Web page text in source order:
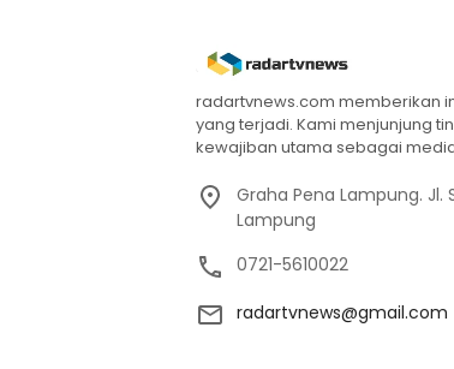
radartvnews.com memberikan
yang terjadi. Kami menjunjung
kewajiban utama sebagai
Graha Pena Lampung. Jl.
Lampung
0721-5610022
radartvnews@gmail.com